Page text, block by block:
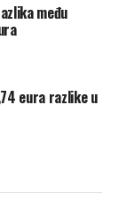
među
eura razlike u